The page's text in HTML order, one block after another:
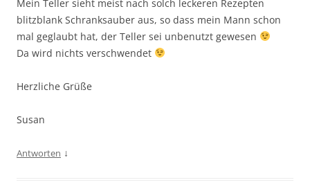
Mein Teller sieht meist nach solch leckeren Rezepten
blitzblank Schranksauber aus, so dass mein Mann schon
mal geglaubt hat, der Teller sei unbenutzt gewesen
Da wird nichts verschwendet
Herzliche Grüße
Susan
Antworten ↓